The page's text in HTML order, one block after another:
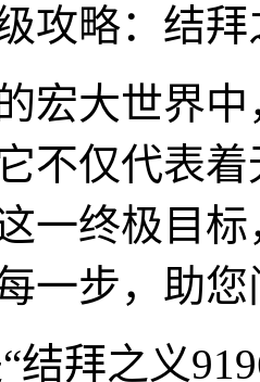
攻略：结
宏大世界中
不仅代表
一终极目
一步，助
结拜之义